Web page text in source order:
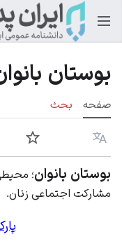
بوستان
صفحه بحث
زبان پیگیری
بوستان بانوان؛
مشارکت اجتماعی زنان.